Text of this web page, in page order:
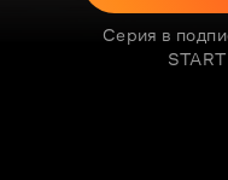
Серия в